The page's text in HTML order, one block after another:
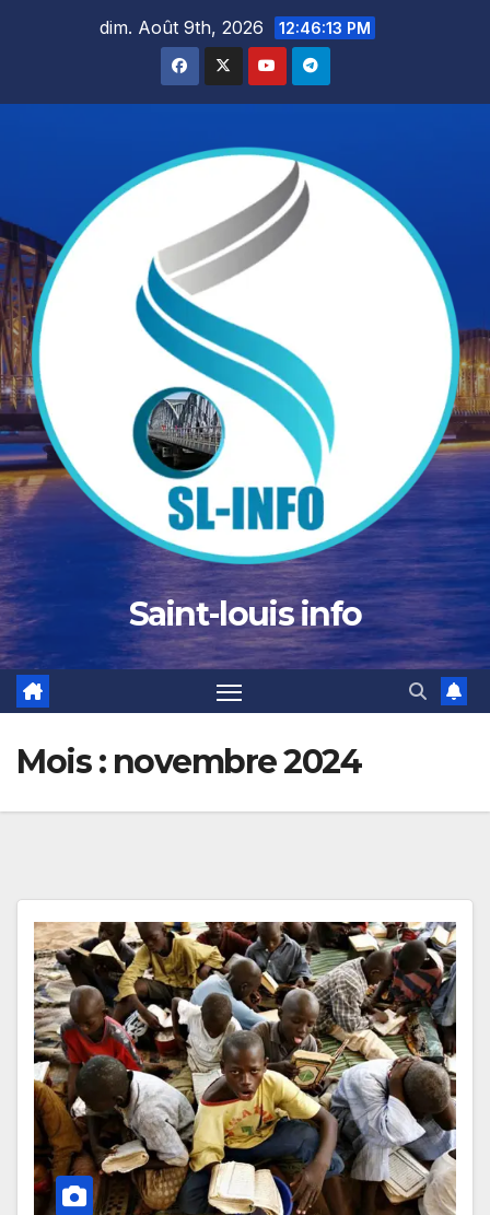
dim. Août 9th, 2026 12:46:15 PM
Saint-louis info
Mois : novembre 2024